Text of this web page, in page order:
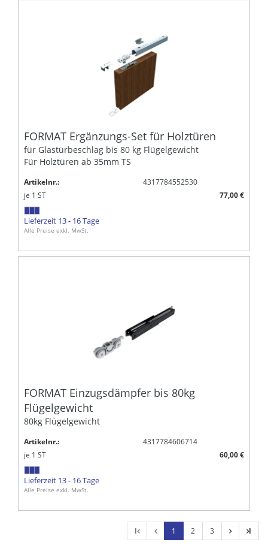
FORMAT Ergänzungs-Set für Holztüren
für Glastürbeschlag bis 80 kg Flügelgewicht
Für Holztüren ab 35mm TS
Artikelnr.:
4317784552530
je 1 ST 77,00 €
Lieferzeit 13 - 16 Tage
Alle Preise exkl. MwSt.
FORMAT Einzugsdämpfer bis 80kg
Flügelgewicht
80kg Flügelgewicht
Artikelnr.:
4317784606714
je 1 ST 60,00 €
Lieferzeit 13 - 16 Tage
Alle Preise exkl. MwSt.
l 1 2 3 l